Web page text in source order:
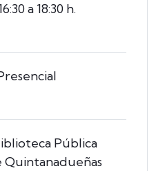
a 18:30 h.
Pública
Quintanadueñas